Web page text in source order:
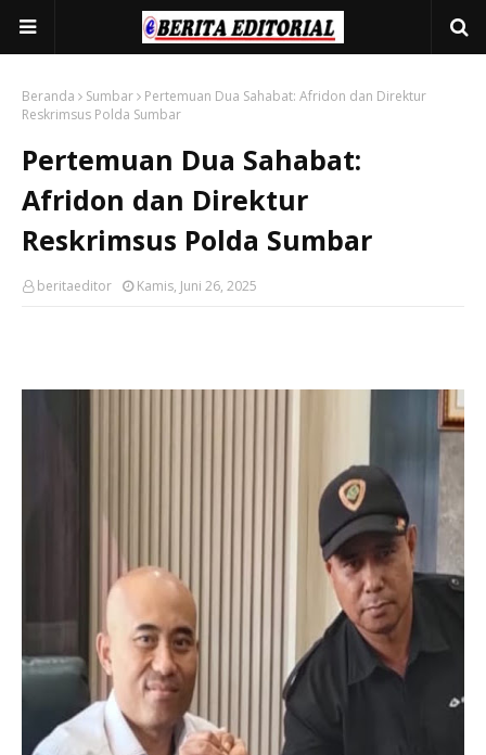
Beranda Sumbar
Pertemuan Dua Sahabat: Afridon dan Direktur
Reskrimsus Polda Sumbar
Pertemuan Dua Sahabat:
Afridon dan Direktur
Reskrimsus Polda Sumbar
beritaeditor Kamis, Juni 26, 2025